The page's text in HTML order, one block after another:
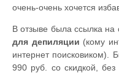
очень-очень хочется
В отзыве была ссылка на
для депиляции (кому
интернет поисковиком).
990 руб. со скидкой, без